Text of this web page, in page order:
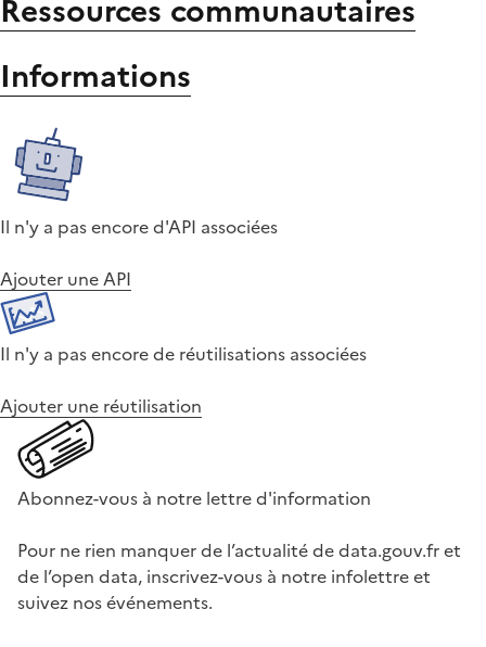
Ressources communautaires
Informations
Il n'y a pas encore d'API associées
Ajouter une API
Il n'y a pas encore de réutilisations associées
Ajouter une réutilisation
Abonnez-vous à notre lettre d'information
Pour ne rien manquer de l’actualité de data.gouv.fr et
de l’open data, inscrivez-vous à notre infolettre et
suivez nos événements.